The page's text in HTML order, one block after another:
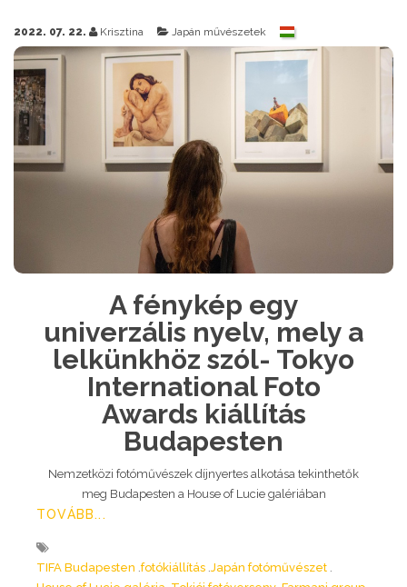
2022. 07. 22. Krisztina Japán művészetek
A fénykép egy
univerzális nyelv, mely a
lelkünkhöz szól- Tokyo
International Foto
Awards kiállítás
Budapesten
Nemzetközi fotóművészek díjnyertes alkotása tekinthetők
meg Budapesten a House of Lucie galériában
TOVÁBB...
TIFA Budapesten fotókiállítás Japán fotóművészet